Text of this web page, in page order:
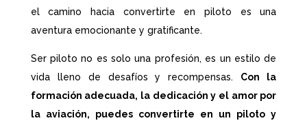
el camino hacia convertirte en piloto es una
aventura emocionante y gratificante.
Ser piloto no es solo una profesión, es un estilo de
vida lleno de desafíos y recompensas. Con la
formación adecuada, la dedicación y el amor por
la aviación, puedes convertirte en un piloto y